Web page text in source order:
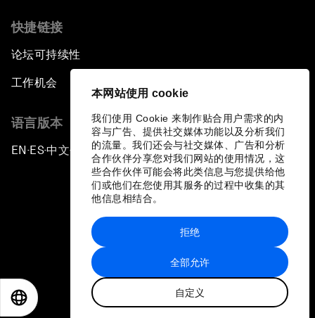
本网站使用 cookie
我们使用 Cookie 来制作贴合用户需求的内
容与广告、提供社交媒体功能以及分析我们
的流量。我们还会与社交媒体、广告和分析
合作伙伴分享您对我们网站的使用情况，这
些合作伙伴可能会将此类信息与您提供给他
们或他们在您使用其服务的过程中收集的其
他信息相结合。
全部允许
自定义
拒绝
快捷链接
论坛可持续性
工作机会
语言版本
EN ▪ES▪中文▪ 日本語
站点地图
世界经济论坛